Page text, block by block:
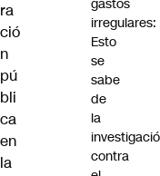
ra
ció
n
pú
bli
ca
en
la
gastos
irregulares:
Esto
se
sabe
de
la
contra